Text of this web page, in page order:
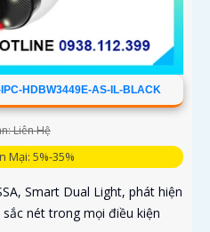
HDBW3449E-AS-IL-BLACK
Liên Hệ
Mại: 5%-35%
Smart Dual Light, phát hiện
nét trong mọi điều kiện